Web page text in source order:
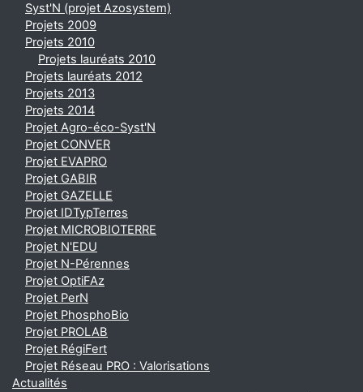
Syst'N (projet Azosystem)
Projets 2009
Projets 2010
Projets lauréats 2010
Projets lauréats 2012
Projets 2013
Projets 2014
Projet Agro-éco-Syst'N
Projet CONVER
Projet EVAPRO
Projet GABIR
Projet GAZELLE
Projet IDTypTerres
Projet MICROBIOTERRE
Projet N'EDU
Projet N-Pérennes
Projet OptiFAz
Projet PerN
Projet PhosphoBio
Projet PROLAB
Projet RégiFert
Projet Réseau PRO : Valorisations
Actualités